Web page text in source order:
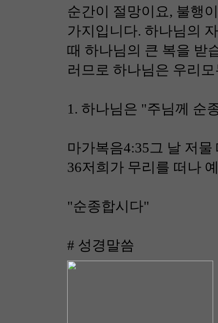
순간이 절망이요, 불행
가지입니다. 하나님의
때 하나님의 큰 복을 받
러므로 하나님은 우리
1. 하나님은 "주님께 순
마가복음4:35그 날 저
36저희가 무리를 떠나
"순종합시다"
# 성경말씀